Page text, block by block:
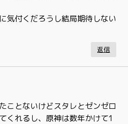
気付くだろうし結局期待しない
返信
ことないけどスタレとゼンゼロ
くれるし、原神は数年かけて1